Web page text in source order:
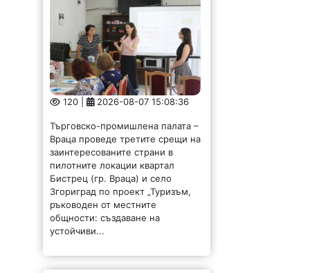
120 | 2026-08-07 15:08:36
Търговско-промишлена палата –
Враца проведе третите срещи на
заинтересованите страни в
пилотните локации квартал
Бистрец (гр. Враца) и село
Згориград по проект „Туризъм,
ръководен от местните
общности: създаване на
устойчиви...